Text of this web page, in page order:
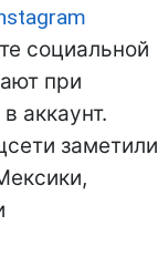
социальной
при
аккаунт.
заметили